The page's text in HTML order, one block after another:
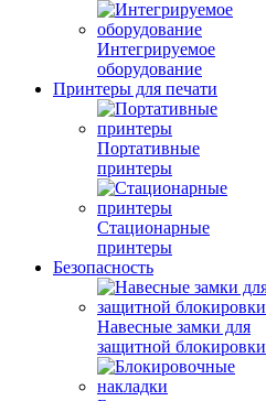
Интегрируемое
оборудование
Принтеры для печати
Портативные
принтеры
Стационарные
принтеры
Безопасность
Навесные замки для
защитной блокировки